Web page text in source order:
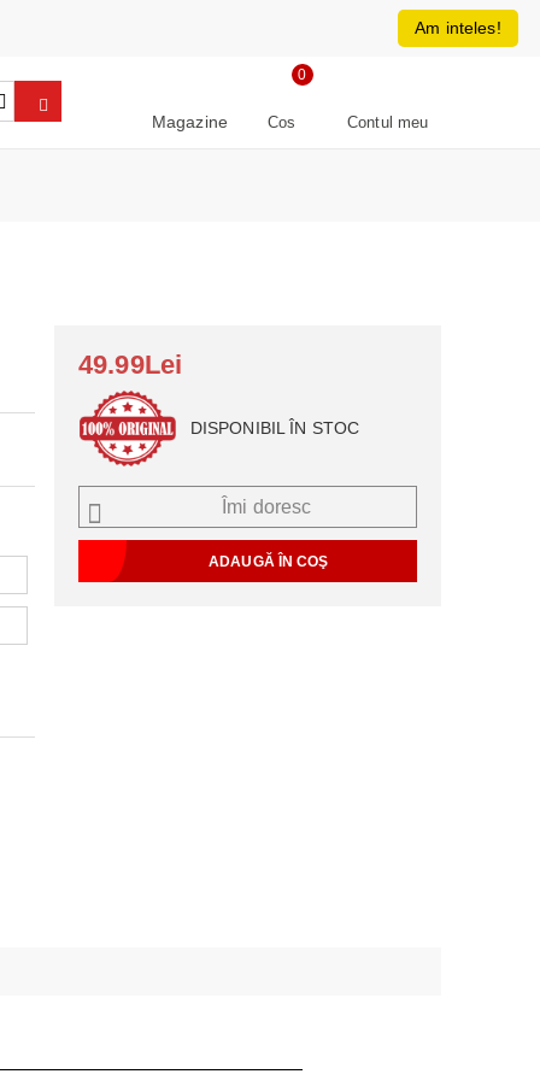
RON
Magazine Cos
0
Contul meu
49.99Lei
DISPONIBIL ÎN STOC
Îmi doresc
Am inteles!